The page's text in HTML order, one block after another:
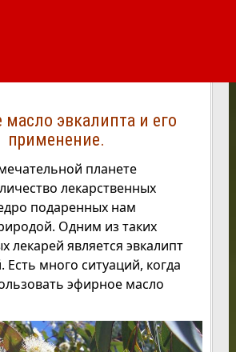
эвкалипта и его
применение.
планете
лекарственных
подаренных нам
Одним из таких
лекарей является эвкалипт
много ситуаций, когда
эфирное масло